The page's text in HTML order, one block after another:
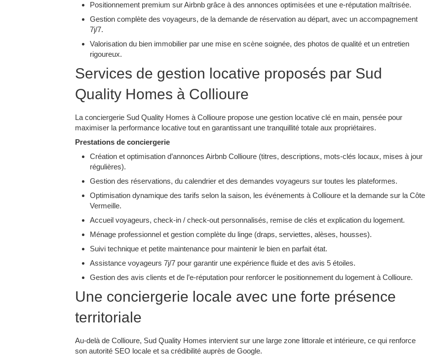
Positionnement premium sur Airbnb grâce à des annonces optimisées et une e-réputation maîtrisée.​
Gestion complète des voyageurs, de la demande de réservation au départ, avec un accompagnement
7j/7.​
Valorisation du bien immobilier par une mise en scène soignée, des photos de qualité et un entretien
rigoureux.​
Services de gestion locative proposés par Sud
Quality Homes à Collioure
La conciergerie Sud Quality Homes à Collioure propose une gestion locative clé en main, pensée pour
maximiser la performance locative tout en garantissant une tranquillité totale aux propriétaires.​
Prestations de conciergerie
Création et optimisation d’annonces Airbnb Collioure (titres, descriptions, mots-clés locaux, mises à jour
régulières).​
Gestion des réservations, du calendrier et des demandes voyageurs sur toutes les plateformes.​
Optimisation dynamique des tarifs selon la saison, les événements à Collioure et la demande sur la Côte
Vermeille.​
Accueil voyageurs, check-in / check-out personnalisés, remise de clés et explication du logement.​
Ménage professionnel et gestion complète du linge (draps, serviettes, alèses, housses).​
Suivi technique et petite maintenance pour maintenir le bien en parfait état.​
Assistance voyageurs 7j/7 pour garantir une expérience fluide et des avis 5 étoiles.​
Gestion des avis clients et de l’e-réputation pour renforcer le positionnement du logement à Collioure.​
Une conciergerie locale avec une forte présence
territoriale
Au-delà de Collioure, Sud Quality Homes intervient sur une large zone littorale et intérieure, ce qui renforce
son autorité SEO locale et sa crédibilité auprès de Google.​